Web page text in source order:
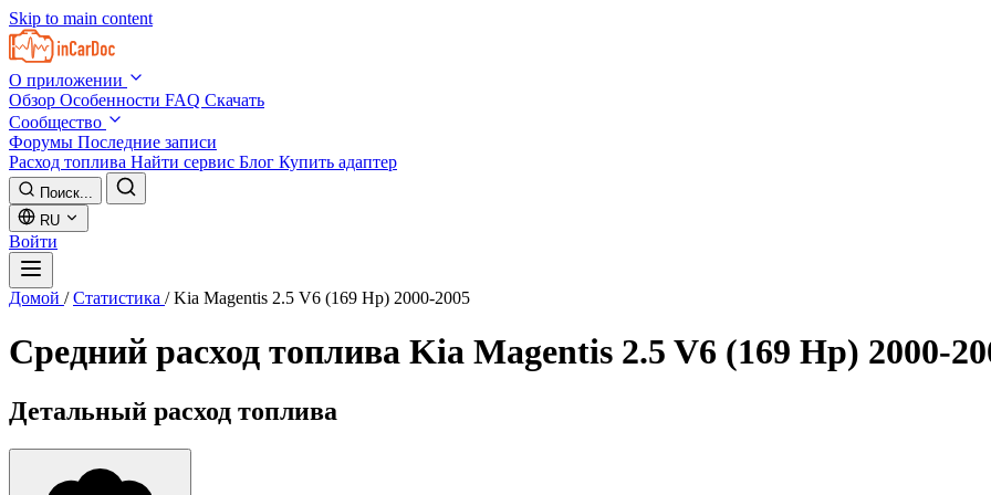
Skip to main content
О приложении
Обзор Особенности FAQ Скачать
Сообщество
Форумы Последние записи
Расход топлива Найти сервис Блог Купить адаптер
Поиск...
RU
Войти
Домой / Статистика / Kia Magentis 2.5 V6 (169 Hp) 2000-2005
Средний расход топлива Kia Magentis 2.5 V6 (169 Hp) 2000-
Детальный расход топлива